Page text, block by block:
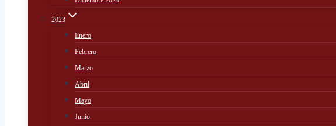
2023
Enero
Febrero
Marzo
Abril
Mayo
Junio